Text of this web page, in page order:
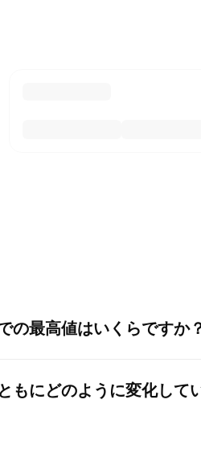
の最高値はいくらですか
もにどのように変化して